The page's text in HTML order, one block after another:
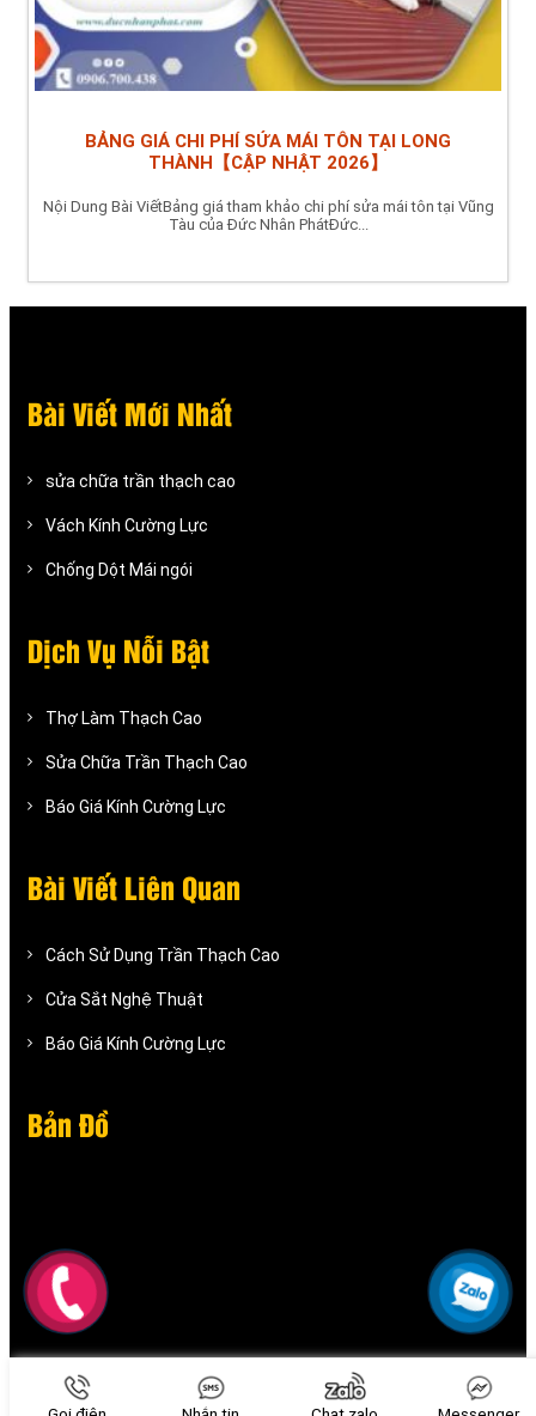
BẢNG GIÁ CHI PHÍ SỬA MÁI TÔN TẠI LONG
THÀNH【CẬP NHẬT 2026】
Nội Dung Bài ViếtBảng giá tham khảo chi phí sửa mái tôn tại Vũng
Tàu của Đức Nhân PhátĐức...
Bài Viết Mới Nhất
sửa chữa trần thạch cao
Vách Kính Cường Lực
Chống Dột Mái ngói
Dịch Vụ Nỗi Bật
Thợ Làm Thạch Cao
Sửa Chữa Trần Thạch Cao
Báo Giá Kính Cường Lực
Bài Viết Liên Quan
Cách Sử Dụng Trần Thạch Cao
Cửa Sắt Nghệ Thuật
Báo Giá Kính Cường Lực
Bản Đồ